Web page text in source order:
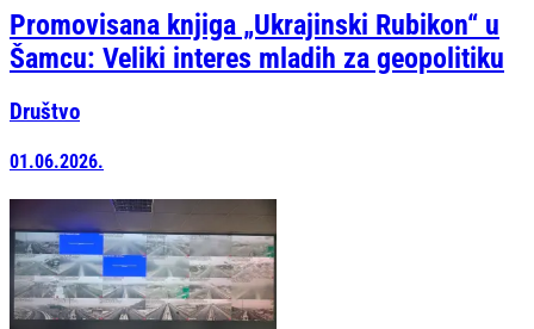
Promovisana knjiga „Ukrajinski Rubikon“ u
Šamcu: Veliki interes mladih za geopolitiku
Društvo
01.06.2026.